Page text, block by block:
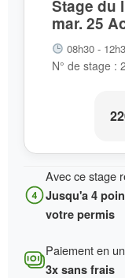
Stage du
mar. 25
08h30 -
N° de stage :
Avec ce stage
Jusqu'a 4
votre permis
Paiement en
3x sans frais